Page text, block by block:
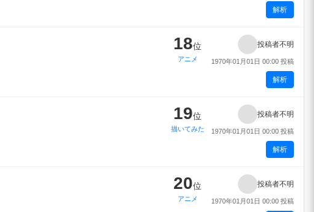
解析
18位
アニメ
投稿者不明
1970年01月01日 00:00 投稿
解析
19位
描いてみた
投稿者不明
1970年01月01日 00:00 投稿
解析
20位
アニメ
投稿者不明
1970年01月01日 00:00 投稿